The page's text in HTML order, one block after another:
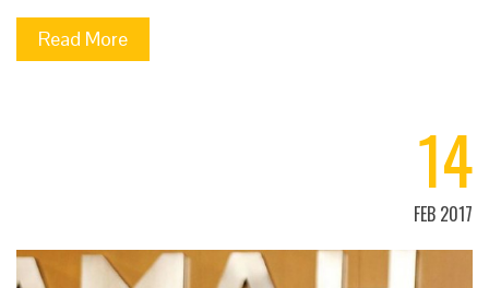
Read More
14
FEB 2017